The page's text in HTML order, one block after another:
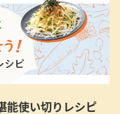
能使い切りレシピ